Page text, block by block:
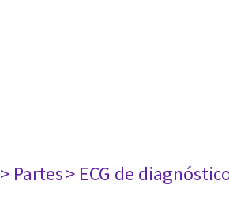
> Partes> ECG de